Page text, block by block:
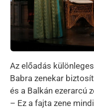
Az előadás
Babra zenekar
és a Balkán ezerarcú
– Ez a fajta zene